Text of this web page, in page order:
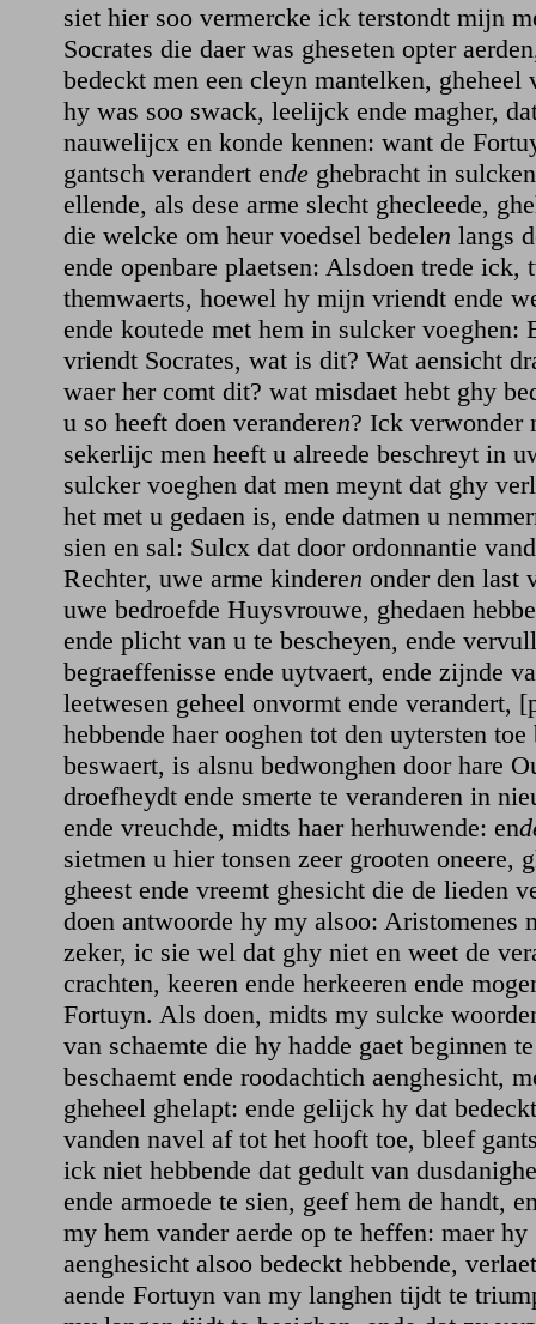
siet hier soo vermercke ick terstondt mijn
Socrates die daer was gheseten opter
bedeckt men een cleyn mantelken, gheheel
hy was soo swack, leelijck ende magher,
nauwelijcx en konde kennen: want de
gantsch verandert ende ghebracht in
ellende, als dese arme slecht ghecleede,
die welcke om heur voedsel bedelen langs
ende openbare plaetsen: Alsdoen trede
themwaerts, hoewel hy mijn vriendt ende
ende koutede met hem in sulcker voeghen:
vriendt Socrates, wat is dit? Wat aensicht
waer her comt dit? wat misdaet hebt ghy
u so heeft doen veranderen? Ick verwonder
sekerlijc men heeft u alreede beschreyt in
sulcker voeghen dat men meynt dat ghy
het met u gedaen is, ende datmen u
sien en sal: Sulcx dat door ordonnantie
Rechter, uwe arme kinderen onder den last
uwe bedroefde Huysvrouwe, ghedaen
ende plicht van u te bescheyen, ende
begraeffenisse ende uytvaert, ende zijnde
leetwesen geheel onvormt ende verandert,
hebbende haer ooghen tot den uytersten toe
beswaert, is alsnu bedwonghen door hare
droefheydt ende smerte te veranderen in
ende vreuchde, midts haer herhuwende: en
sietmen u hier tonsen zeer grooten oneere,
gheest ende vreemt ghesicht die de lieden
doen antwoorde hy my alsoo: Aristomenes
zeker, ic sie wel dat ghy niet en weet de
crachten, keeren ende herkeeren ende
Fortuyn. Als doen, midts my sulcke
van schaemte die hy hadde gaet beginnen
beschaemt ende roodachtich aenghesicht,
gheheel ghelapt: ende gelijck hy dat
vanden navel af tot het hooft toe, bleef
ick niet hebbende dat gedult van
ende armoede te sien, geef hem de handt,
my hem vander aerde op te heffen: maer
aenghesicht alsoo bedeckt hebbende,
aende Fortuyn van my langhen tijdt te